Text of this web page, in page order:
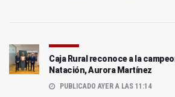
Caja Rural reconoce a la
Natación, Aurora Martínez
PUBLICADO AYER A LAS 11:14